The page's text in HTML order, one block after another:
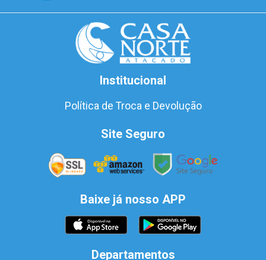
Institucional
Política de Troca e Devolução
Site Seguro
Baixe já nosso APP
Departamentos